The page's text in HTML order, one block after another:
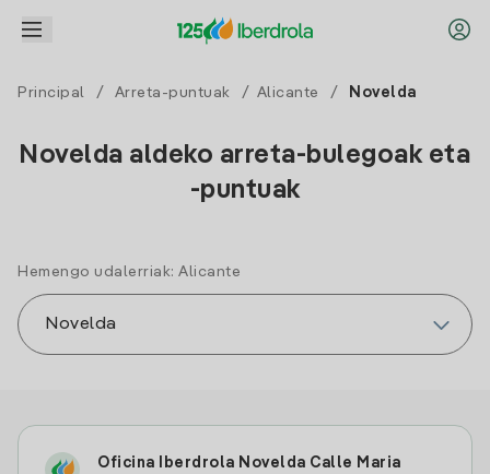
Principal / Arreta-puntuak / Alicante / Novelda
Novelda aldeko arreta-bulegoak eta
-puntuak
Hemengo udalerriak: Alicante
Oficina Iberdrola Novelda Calle Maria